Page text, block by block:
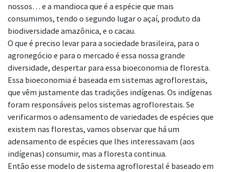
nossos… e a mandioca que é a espécie que mais
consumimos, tendo o segundo lugar o açaí, produto da
biodiversidade amazônica, e o cacau.
O que é preciso levar para a sociedade brasileira, para o
agronegócio e para o mercado é essa nossa grande
diversidade, despertar para essa bioeconomia de floresta.
Essa bioeconomia é baseada em sistemas agroflorestais,
que vêm justamente das tradições indígenas. Os indígenas
foram responsáveis pelos sistemas agroflorestais. Se
verificarmos o adensamento de variedades de espécies que
existem nas florestas, vamos observar que há um
adensamento de espécies que lhes interessavam (aos
indígenas) consumir, mas a floresta continua.
Então esse modelo de sistema agroflorestal é baseado em